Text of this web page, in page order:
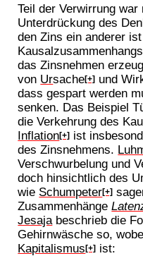
Teil der Verwirrung
Unterdrückung des
den Zins ein anderer
das Zinsnehmen
von Ursache[+] und
dass gespart werden
senken. Das Beispiel
die Verkehrung des
Inflation[+] ist
des Zinsnehmens.
Verschwurbelung und
doch hinsichtlich des
wie Schumpeter[+]
Zusammenhänge
Jesaja beschrieb die
Gehirnwäsche so,
Kapitalismus[+] ist: